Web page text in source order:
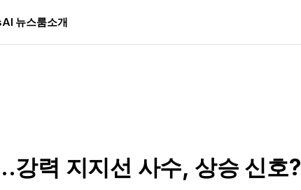
AI 뉴스룸소개
력 지지선 사수, 상승 신호?